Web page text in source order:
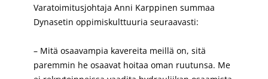
Varatoimitusjohtaja Anni Karppinen summaa
Dynasetin oppimiskulttuuria seuraavasti:
– Mitä osaavampia kavereita meillä on, sitä
paremmin he osaavat hoitaa oman ruutunsa. Me